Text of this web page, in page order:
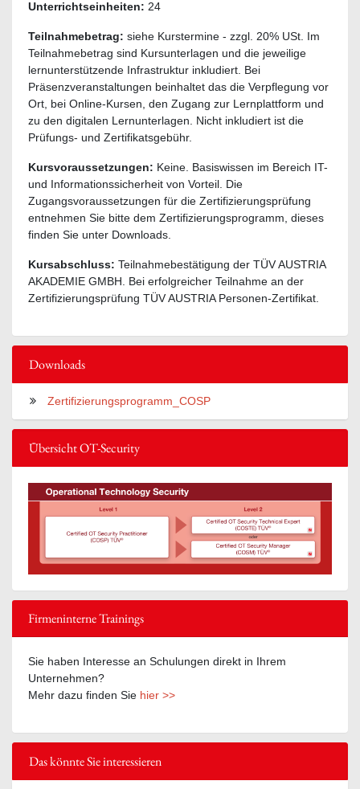
Unterrichtseinheiten: 24
Teilnahmebetrag: siehe Kurstermine - zzgl. 20% USt. Im
Teilnahmebetrag sind Kursunterlagen und die jeweilige
lernunterstützende Infrastruktur inkludiert. Bei
Präsenzveranstaltungen beinhaltet das die Verpflegung vor
Ort, bei Online-Kursen, den Zugang zur Lernplattform und
zu den digitalen Lernunterlagen. Nicht inkludiert ist die
Prüfungs- und Zertifikatsgebühr.
Kursvoraussetzungen: Keine. Basiswissen im Bereich IT-
und Informationssicherheit von Vorteil. Die
Zugangsvoraussetzungen für die Zertifizierungsprüfung
entnehmen Sie bitte dem Zertifizierungsprogramm, dieses
finden Sie unter Downloads.
Kursabschluss: Teilnahmebestätigung der TÜV AUSTRIA
AKADEMIE GMBH. Bei erfolgreicher Teilnahme an der
Zertifizierungsprüfung TÜV AUSTRIA Personen-Zertifikat.
Downloads
Zertifizierungsprogramm_COSP
Übersicht OT-Security
Firmeninterne Trainings
Sie haben Interesse an Schulungen direkt in Ihrem
Unternehmen?
Mehr dazu finden Sie hier >>
Das könnte Sie interessieren